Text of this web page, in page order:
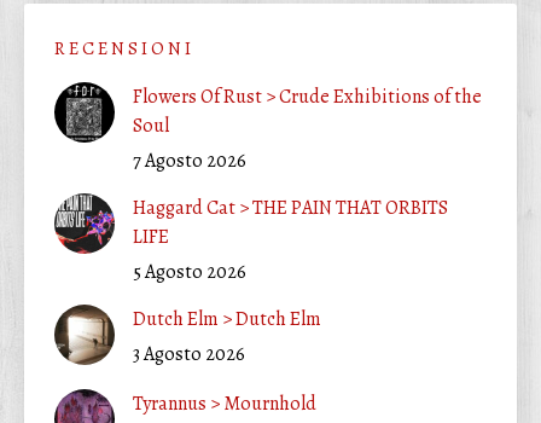
R E C E N S I O N I
Flowers Of Rust > Crude Exhibitions of the
Soul
7 Agosto 2026
Haggard Cat > THE PAIN THAT ORBITS
LIFE
5 Agosto 2026
Dutch Elm > Dutch Elm
3 Agosto 2026
Tyrannus > Mournhold